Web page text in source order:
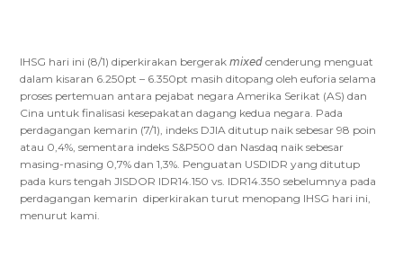
IHSG hari ini (8/1) diperkirakan bergerak 𝘮𝘪𝘹𝘦𝘥 cenderung menguat
dalam kisaran 6.250pt – 6.350pt masih ditopang oleh euforia selama
proses pertemuan antara pejabat negara Amerika Serikat (AS) dan
Cina untuk finalisasi kesepakatan dagang kedua negara. Pada
perdagangan kemarin (7/1), indeks DJIA ditutup naik sebesar 98 poin
atau 0,4%, sementara indeks S&P500 dan Nasdaq naik sebesar
masing-masing 0,7% dan 1,3%. Penguatan USDIDR yang ditutup
pada kurs tengah JISDOR IDR14.150 vs. IDR14.350 sebelumnya pada
perdagangan kemarin diperkirakan turut menopang IHSG hari ini,
menurut kami.